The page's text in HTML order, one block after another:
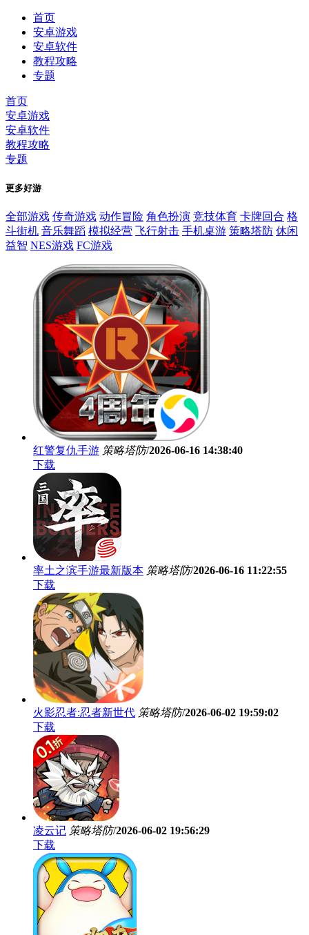
首页
安卓游戏
安卓软件
教程攻略
专题
首页
安卓游戏
安卓软件
教程攻略
专题
更多好游
全部游戏 传奇游戏 动作冒险 角色扮演 竞技体育 卡牌回合 格
斗街机 音乐舞蹈 模拟经营 飞行射击 手机桌游 策略塔防 休闲
益智 NES游戏 FC游戏
红警复仇手游 策略塔防/2026-06-16 14:38:40
下载
率土之滨手游最新版本 策略塔防/2026-06-16 11:22:55
下载
火影忍者:忍者新世代 策略塔防/2026-06-02 19:59:02
下载
凌云记 策略塔防/2026-06-02 19:56:29
下载